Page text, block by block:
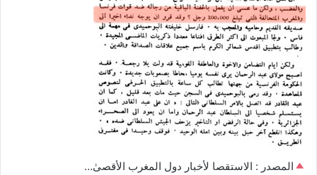
المصدر : الاستقصا لأخبار دول المغرب الأقصىٰ…